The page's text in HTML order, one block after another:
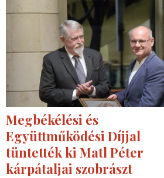
Megbékélési és
Együttműködési Díjjal
tüntették ki Matl Péter
kárpátaljai szobrászt